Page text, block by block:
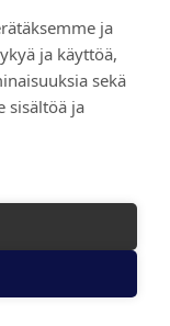
ja
ja käyttöä,
sekä
sisältöä ja
Ota yhteyttä